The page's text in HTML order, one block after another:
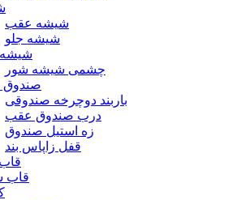
شیشه عقب
شیشه جلو
چشمی شیشه شور
باربند دوچرخه صندوقی
درب صندوق عقب
زه استیل صندوق
قفل زاپاس بند
قاب